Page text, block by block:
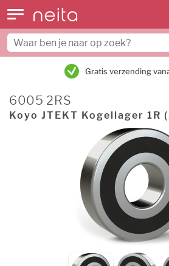
Gratis verzending
6005 2RS
Koyo JTEKT Kogellager 1R